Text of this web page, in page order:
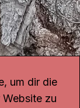
um dir die
zu